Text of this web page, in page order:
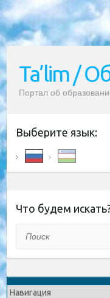
Ta’lim /
Портал об
Выберите язык:
Что будем